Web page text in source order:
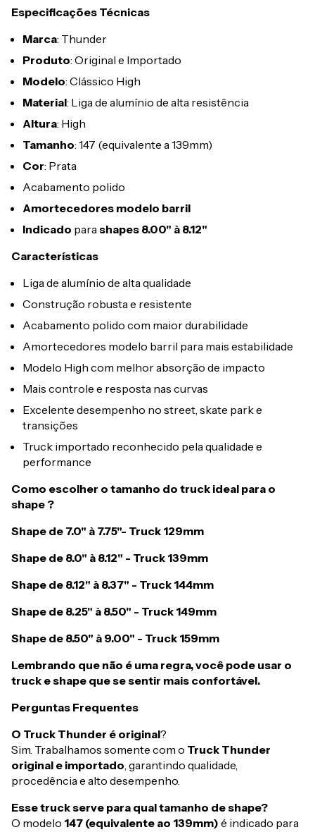
Especificações Técnicas
Marca: Thunder
Produto: Original e Importado
Modelo: Clássico High
Material: Liga de alumínio de alta resistência
Altura: High
Tamanho: 147 (equivalente a 139mm)
Cor: Prata
Acabamento polido
Amortecedores modelo barril
Indicado parashapes 8.00" à 8.12"
Características
Liga de alumínio de alta qualidade
Construção robusta e resistente
Acabamento polido com maior durabilidade
Amortecedores modelo barril para mais estabilidade
Modelo High com melhor absorção de impacto
Mais controle e resposta nas curvas
Excelente desempenho no street, skate park e
transições
Truck importado reconhecido pela qualidade e
performance
Como escolher o tamanho do truck ideal para o
shape ?
Shape de 7.0" à 7.75"- Truck 129mm
Shape de 8.0" à 8.12" - Truck 139mm
Shape de 8.12" à 8.37" - Truck 144mm
Shape de 8.25" à 8.50" - Truck 149mm
Shape de 8.50" à 9.00" - Truck 159mm
Lembrando que não é uma regra, você pode usar o
truck e shape que se sentir mais confortável.
Perguntas Frequentes
O Truck Thunder é original?
Sim. Trabalhamos somente com o Truck Thunder
original e importado, garantindo qualidade,
procedência e alto desempenho.
Esse truck serve para qual tamanho de shape?
O modelo 147 (equivalente ao 139mm) é indicado para